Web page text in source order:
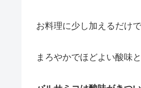
お料理に少し加えるだけ
まろやかでほどよい酸味